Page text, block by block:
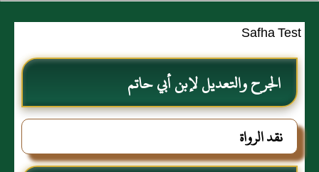
Safha Test
الجرح والتعديل لإبن أبي حاتم
نقد الرواة